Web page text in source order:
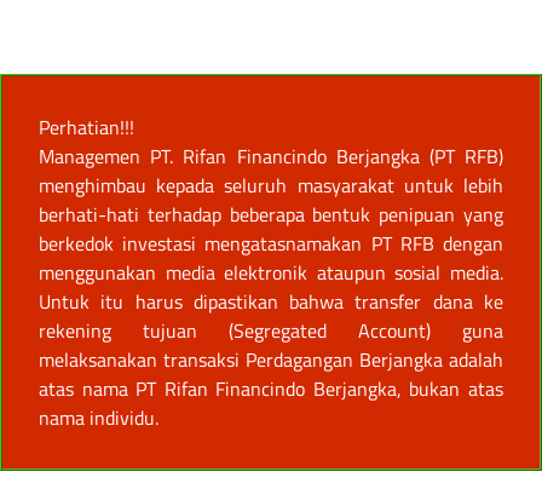
Perhatian!!!
Managemen PT. Rifan Financindo Berjangka (PT RFB)
menghimbau kepada seluruh masyarakat untuk lebih
berhati-hati terhadap beberapa bentuk penipuan yang
berkedok investasi mengatasnamakan PT RFB dengan
menggunakan media elektronik ataupun sosial media.
Untuk itu harus dipastikan bahwa transfer dana ke
rekening tujuan (Segregated Account) guna
melaksanakan transaksi Perdagangan Berjangka adalah
atas nama PT Rifan Financindo Berjangka, bukan atas
nama individu.